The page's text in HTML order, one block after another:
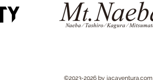
©2023-2026 by jacaventura.com